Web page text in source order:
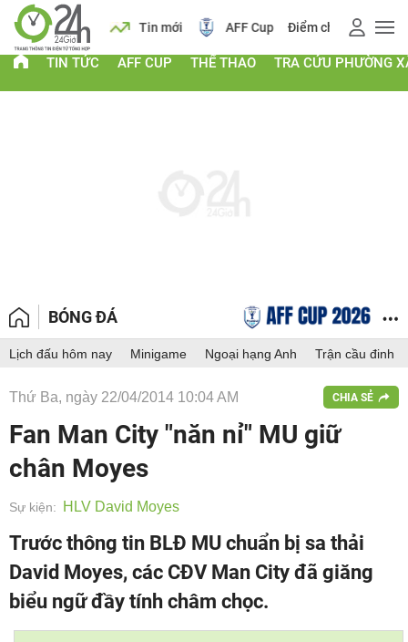
Lịch Tin mới AFF Cup Điểm chuẩn 2026
TIN TỨC AFF CUP THỂ THAO TRA CỨU PHƯỜNG
BÓNG ĐÁ
Lịch đấu hôm nay Minigame Ngoại hạng Anh Trận cầu đinh
Thứ Ba, ngày 22/04/2014 10:04 AM CHIA SẺ
Fan Man City "năn nỉ" MU giữ
chân Moyes
Sự kiện: HLV David Moyes
Trước thông tin BLĐ MU chuẩn bị sa thải
David Moyes, các CĐV Man City đã giăng
biểu ngữ đầy tính châm chọc.